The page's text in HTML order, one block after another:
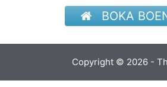
BOKA
Copyright © 2026 -